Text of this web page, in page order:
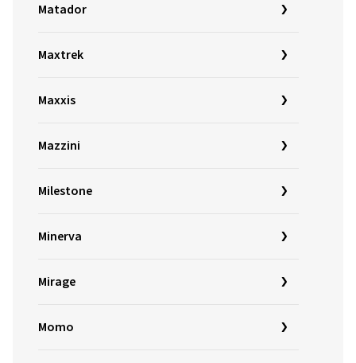
Matador
Maxtrek
Maxxis
Mazzini
Milestone
Minerva
Mirage
Momo